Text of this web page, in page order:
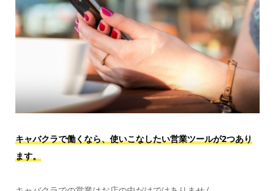
キャバクラで働くなら、使いこなしたい営業ツールが2つあり
ます。